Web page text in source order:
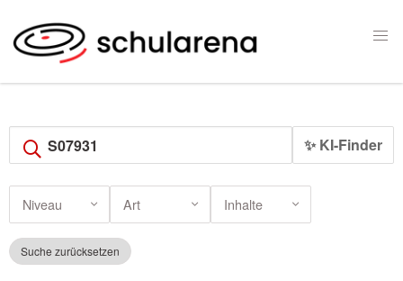
✨ KI-Finder
Niveau Art Inhalte
Suche zurücksetzen